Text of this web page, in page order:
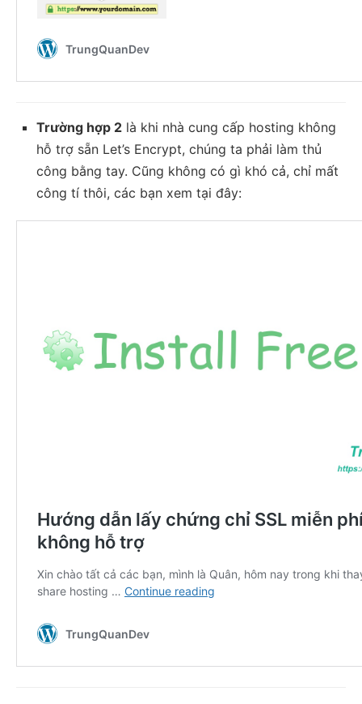
Trường hợp 2 là khi nhà cung cấp hosting không
hỗ trợ sẵn Let’s Encrypt, chúng ta phải làm thủ
công bằng tay. Cũng không có gì khó cả, chỉ mất
công tí thôi, các bạn xem tại đây: